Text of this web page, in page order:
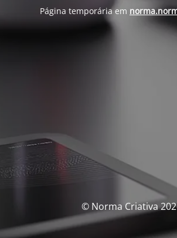
Página temporária em
© Norma Criativa